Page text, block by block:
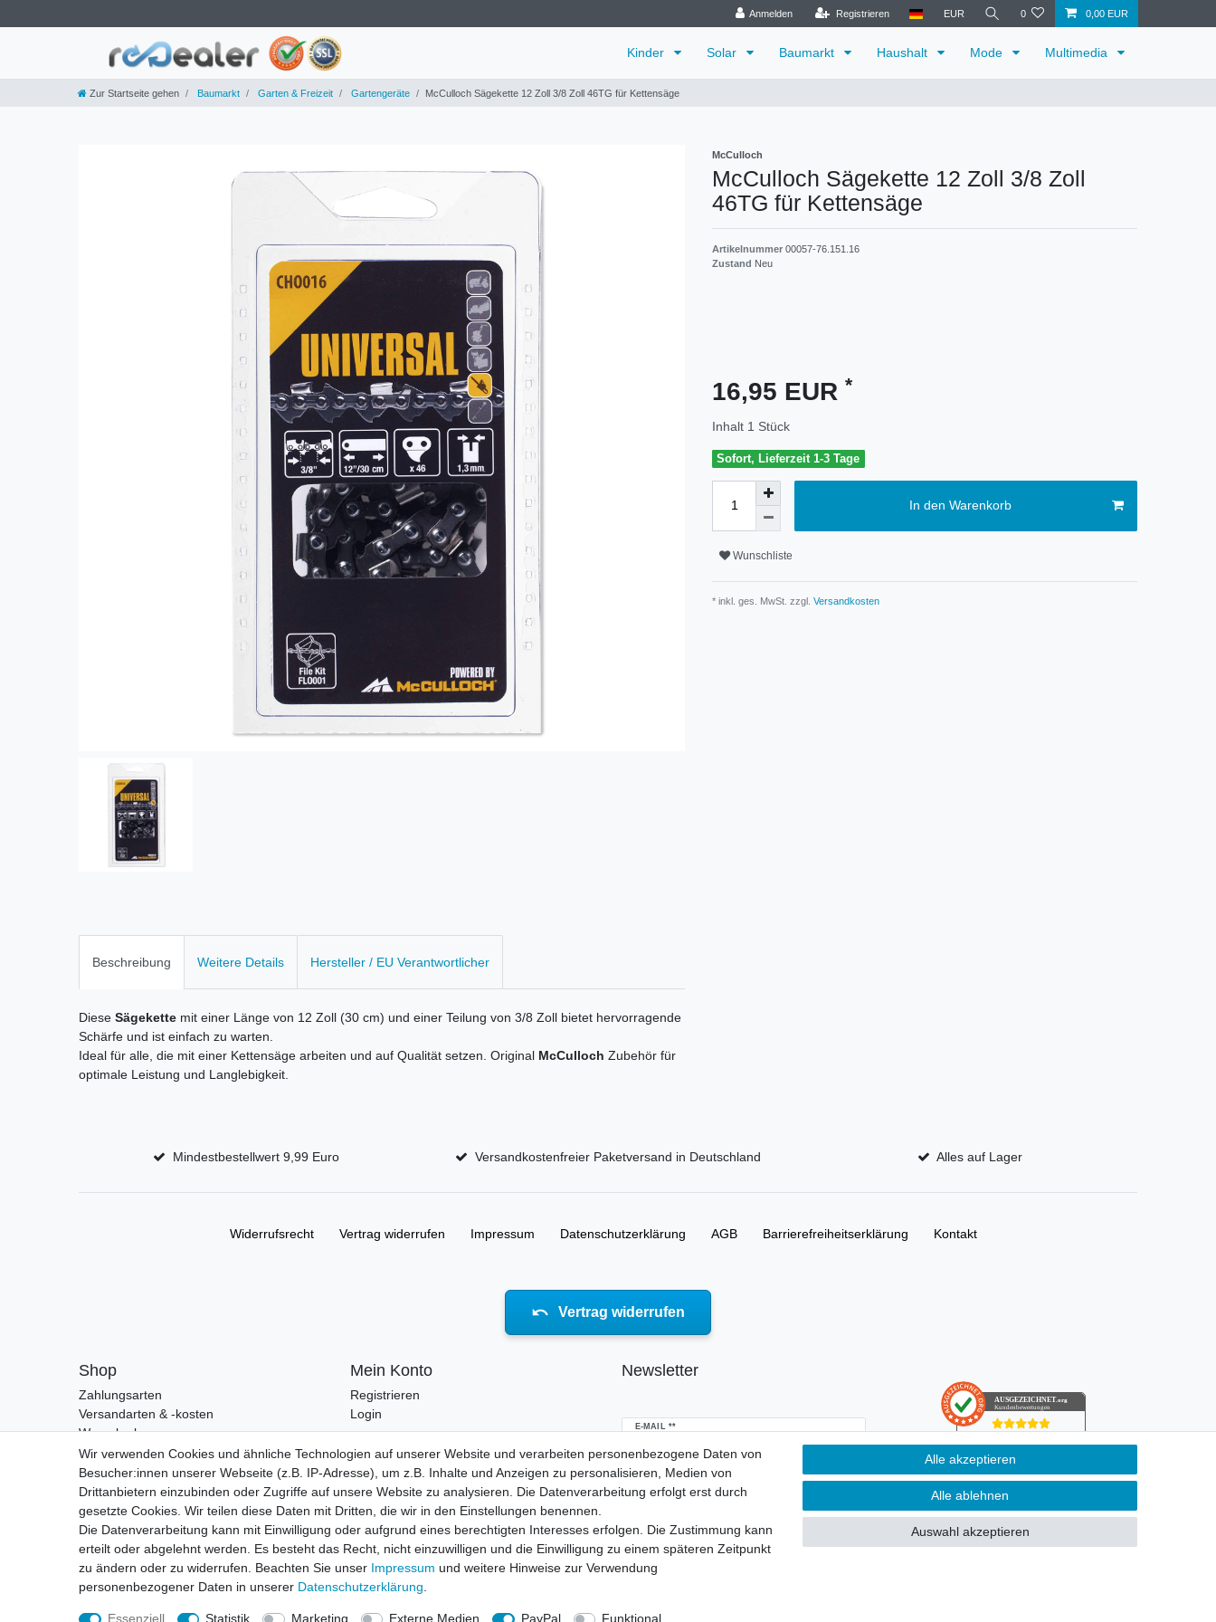
Anmelden Registrieren EUR 0 0,00 EUR
Kinder Solar Baumarkt Haushalt Mode Multimedia
Zur Startseite gehen Baumarkt Garten & Freizeit Gartengeräte McCulloch Sägekette 12 Zoll 3/8 Zoll 46TG für Kettensäge
McCulloch
McCulloch Sägekette 12 Zoll 3/8 Zoll
46TG für Kettensäge
Artikelnummer 00057-76.151.16
Zustand Neu
16,95 EUR *
Inhalt 1 Stück
Sofort, Lieferzeit 1-3 Tage
In den Warenkorb
Wunschliste
* inkl. ges. MwSt. zzgl. Versandkosten
Beschreibung Weitere Details Hersteller / EU Verantwortlicher
Diese Sägekette mit einer Länge von 12 Zoll (30 cm) und einer Teilung von 3/8 Zoll bietet hervorragende
Schärfe und ist einfach zu warten.
Ideal für alle, die mit einer Kettensäge arbeiten und auf Qualität setzen. Original McCulloch Zubehör für
optimale Leistung und Langlebigkeit.
Mindestbestellwert 9,99 Euro Versandkostenfreier Paketversand in Deutschland Alles auf Lager
Widerrufs­recht Vertrag widerrufen Impressum Daten­schutz­erklärung AGB Barrierefreiheitserklärung Kontakt
Vertrag widerrufen
Shop
Zahlungsarten
Versandarten & -kosten
Warenkorb
Zur Kasse
Mein Konto
Registrieren
Login
Newsletter
E-MAIL **
Newsletter
Hiermit bestätige ich, dass ich die
Daten­schutz­
erklärunggelesen habe. Meine Einwilligung kann ich
Abonnieren
AUSGEZEICHNET.org
Kundenbewertungen
4.91
68.357 Bewertungen
amazon.de
Wir verwenden Cookies und ähnliche Technologien auf unserer Website und verarbeiten personenbezogene Daten von
Besucher:innen unserer Webseite (z.B. IP-Adresse), um z.B. Inhalte und Anzeigen zu personalisieren, Medien von
Drittanbietern einzubinden oder Zugriffe auf unsere Website zu analysieren. Die Datenverarbeitung erfolgt erst durch
gesetzte Cookies. Wir teilen diese Daten mit Dritten, die wir in den Einstellungen benennen.
Die Datenverarbeitung kann mit Einwilligung oder aufgrund eines berechtigten Interesses erfolgen. Die Zustimmung kann
erteilt oder abgelehnt werden. Es besteht das Recht, nicht einzuwilligen und die Einwilligung zu einem späteren Zeitpunkt
zu ändern oder zu widerrufen. Beachten Sie unser Impressum und weitere Hinweise zur Verwendung
personenbezogener Daten in unserer Daten­schutz­erklärung
Essenziell Statistik Marketing Externe Medien PayPal Funktional
Alle akzeptieren
Alle ablehnen
Auswahl akzeptieren